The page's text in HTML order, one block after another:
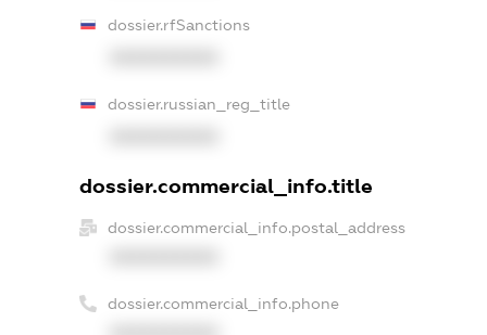
dossier.rfSanctions
dossier.russian_reg_title
dossier.commercial_info.title
dossier.commercial_info.postal_address
dossier.commercial_info.phone